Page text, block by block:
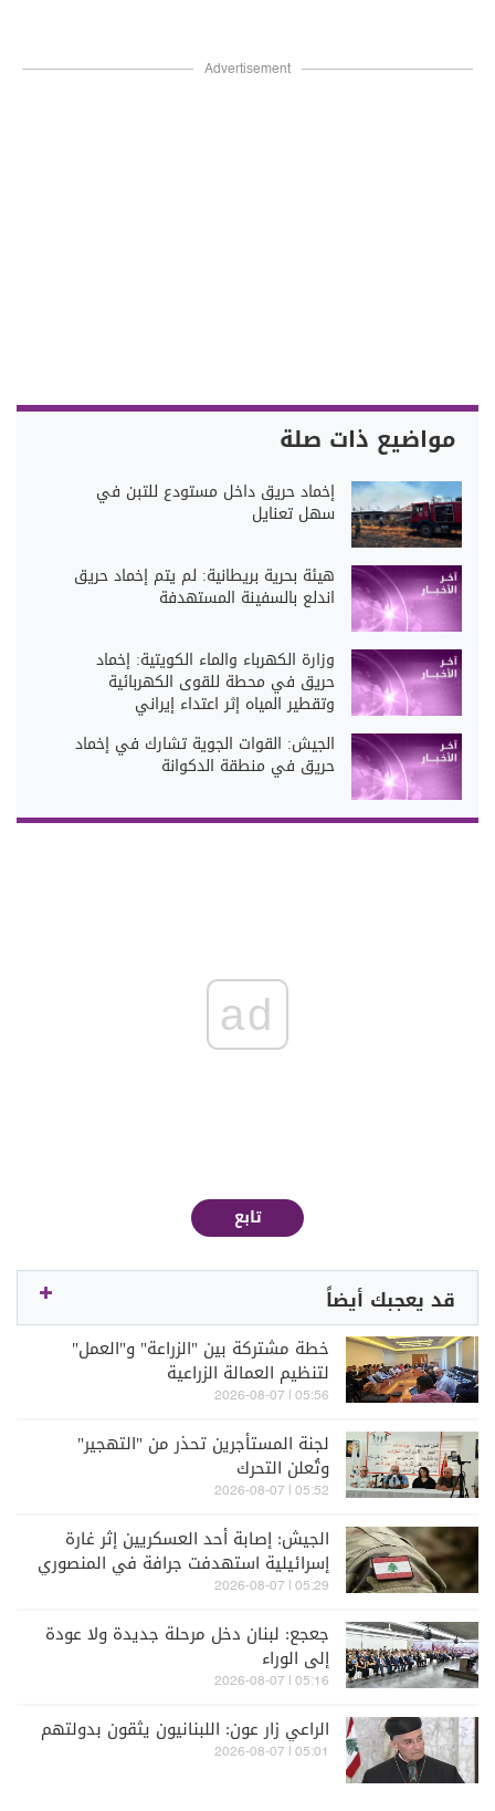
Advertisement
مواضيع ذات صلة
إخماد حريق داخل مستودع للتبن في
سهل تعنايل
هيئة بحرية بريطانية: لم يتم إخماد حريق
اندلع بالسفينة المستهدفة
وزارة الكهرباء والماء الكويتية: إخماد
حريق في محطة للقوى الكهربائية
وتقطير المياه إثر اعتداء إيراني
الجيش: القوات الجوية تشارك في إخماد
حريق في منطقة الدكوانة
ad
تابع
قد يعجبك أيضاً
خطة مشتركة بين "الزراعة" و"العمل"
لتنظيم العمالة الزراعية
05:56 | 2026-08-07
لجنة المستأجرين تحذر من "التهجير"
وتُعلن التحرك
05:52 | 2026-08-07
الجيش: إصابة أحد العسكريين إثر غارة
إسرائيلية استهدفت جرافة في المنصوري
(صورة)
05:29 | 2026-08-07
جعجع: لبنان دخل مرحلة جديدة ولا عودة
إلى الوراء
05:16 | 2026-08-07
الراعي زار عون: اللبنانيون يثقون بدولتهم
05:01 | 2026-08-07